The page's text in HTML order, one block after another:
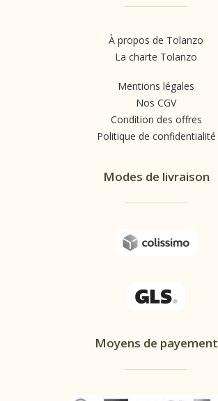
À propos de Tolanzo
La charte Tolanzo
Mentions légales
Nos CGV
Condition des offres
Politique de confidentialité
Modes de livraison
Moyens de payement